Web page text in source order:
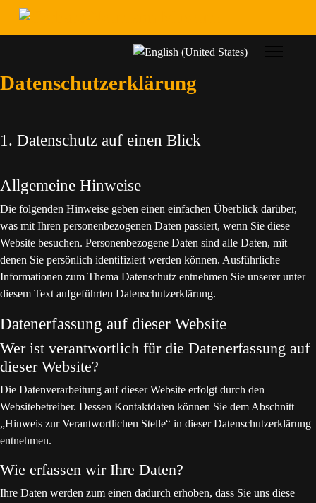
Sprache auswählen
Datenschutzerklärung
1. Datenschutz auf einen Blick
Allgemeine Hinweise
Die folgenden Hinweise geben einen einfachen Überblick darüber,
was mit Ihren personenbezogenen Daten passiert, wenn Sie diese
Website besuchen. Personenbezogene Daten sind alle Daten, mit
denen Sie persönlich identifiziert werden können. Ausführliche
Informationen zum Thema Datenschutz entnehmen Sie unserer unter
diesem Text aufgeführten Datenschutzerklärung.
Datenerfassung auf dieser Website
Wer ist verantwortlich für die Datenerfassung auf
dieser Website?
Die Datenverarbeitung auf dieser Website erfolgt durch den
Websitebetreiber. Dessen Kontaktdaten können Sie dem Abschnitt
„Hinweis zur Verantwortlichen Stelle“ in dieser Datenschutzerklärung
entnehmen.
Wie erfassen wir Ihre Daten?
Ihre Daten werden zum einen dadurch erhoben, dass Sie uns diese